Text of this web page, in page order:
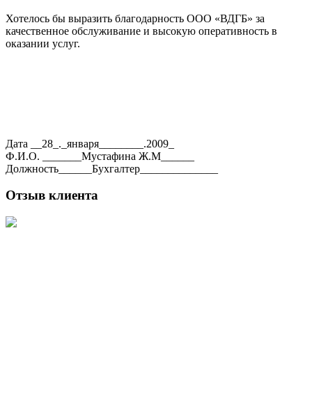
Хотелось бы выразить благодарность ООО «ВДГБ» за
качественное обслуживание и высокую оперативность в
оказании услуг.
Дата __28_._января________.2009_
Ф.И.О. _______Мустафина Ж.М______
Должность______Бухгалтер______________
Отзыв клиента